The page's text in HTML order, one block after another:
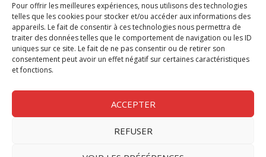
Pour offrir les meilleures expériences, nous utilisons des technologies
telles que les cookies pour stocker et/ou accéder aux informations des
appareils. Le fait de consentir à ces technologies nous permettra de
traiter des données telles que le comportement de navigation ou les ID
uniques sur ce site. Le fait de ne pas consentir ou de retirer son
consentement peut avoir un effet négatif sur certaines caractéristiques
et fonctions.
ACCEPTER
REFUSER
Chèque Compta
Chèque Emploi Spectacle
G-Pods
Profession Audio-visuel
Nous contacter